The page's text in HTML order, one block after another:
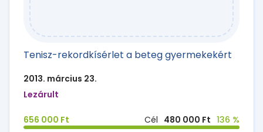
Tenisz-rekordkísérlet a beteg gyermekekért
2013. március 23.
Lezárult
656 000 Ft Cél 480 000 Ft 136 %